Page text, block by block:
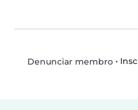
Denunciar membro•